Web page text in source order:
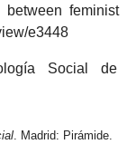
e3448
Social de
. Madrid: Pirámide.